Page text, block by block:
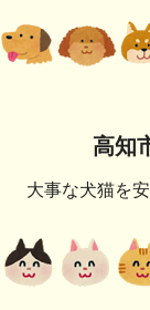
高知
大事な犬猫を